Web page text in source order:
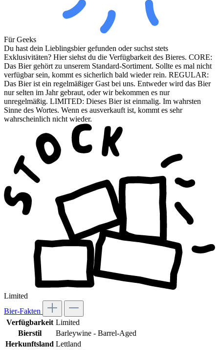
Für Geeks
Du hast dein Lieblingsbier gefunden oder suchst stets
Exklusivitäten? Hier siehst du die Verfügbarkeit des Bieres. CORE:
Das Bier gehört zu unserem Standard-Sortiment. Sollte es mal nicht
verfügbar sein, kommt es sicherlich bald wieder rein. REGULAR:
Das Bier ist ein regelmäßiger Gast bei uns. Entweder wird das Bier
nur selten im Jahr gebraut, oder wir bekommen es nur
unregelmäßig. LIMITED: Dieses Bier ist einmalig. Im wahrsten
Sinne des Wortes. Wenn es ausverkauft ist, kommt es sehr
wahrscheinlich nicht wieder.
Limited
Bier-Fakten
Verfügbarkeit Limited
Bierstil
Barleywine - Barrel-Aged
Herkunftsland Lettland